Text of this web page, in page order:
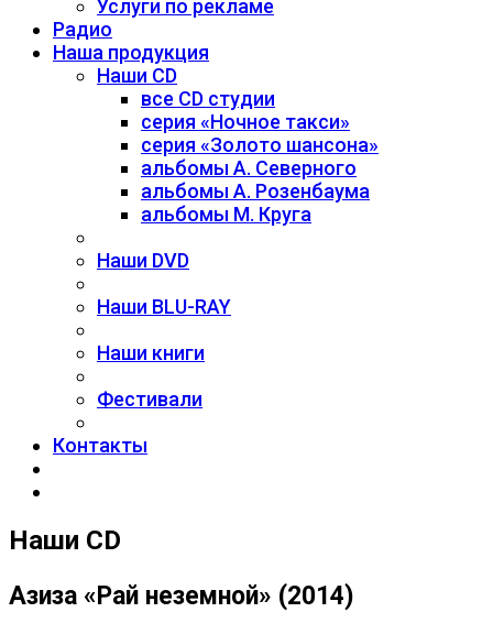
Услуги по рекламе
Радио
Наша продукция
Наши CD
все CD студии
серия «Ночное такси»
серия «Золото шансона»
альбомы А. Северного
альбомы А. Розенбаума
альбомы М. Круга
Наши DVD
Наши BLU-RAY
Наши книги
Фестивали
Контакты
Наши CD
Азиза «Рай неземной» (2014)